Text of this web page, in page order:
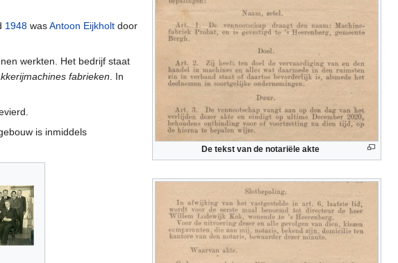
De tekst van de notariële akte
1948 wasAntoon Eijkholt door
werkten. Het bedrijf staat
fabrieken. In
is inmiddels